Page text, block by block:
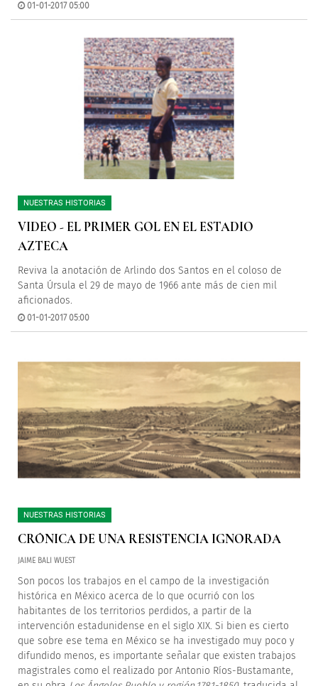
01-01-2017 05:00
NUESTRAS HISTORIAS
VIDEO - EL PRIMER GOL EN EL ESTADIO
AZTECA
Reviva la anotación de Arlindo dos Santos en el coloso de
Santa Úrsula el 29 de mayo de 1966 ante más de cien mil
aficionados.
01-01-2017 05:00
NUESTRAS HISTORIAS
CRÓNICA DE UNA RESISTENCIA IGNORADA
JAIME BALI WUEST
Son pocos los trabajos en el campo de la investigación
histórica en México acerca de lo que ocurrió con los
habitantes de los territorios perdidos, a partir de la
intervención estadunidense en el siglo XIX. Si bien es cierto
que sobre ese tema en México se ha investigado muy poco y
difundido menos, es importante señalar que existen trabajos
magistrales como el realizado por Antonio Ríos-Bustamante,